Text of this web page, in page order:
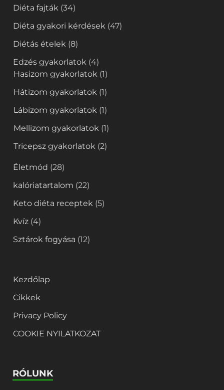
Diéta fajták (34)
Diéta gyakori kérdések (47)
Diétás ételek (8)
Edzés gyakorlatok (4)
Hasizom gyakorlatok (1)
Hátizom gyakorlatok (1)
Lábizom gyakorlatok (1)
Mellizom gyakorlatok (1)
Tricepsz gyakorlatok (2)
Életmód (28)
kalóriatartalom (22)
Keto diéta receptek (5)
Kvíz (4)
Sztárok fogyása (12)
Kezdőlap
Cikkek
Privacy Policy
COOKIE NYILATKOZAT
RÓLUNK